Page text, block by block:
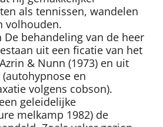
als tennissen, wandelen
volhouden.
behandeling van de heer
uit een ficatie van het
& Nunn (1973) en uit
en
volgens cobson).
geleidelijke
melkamp 1982) de